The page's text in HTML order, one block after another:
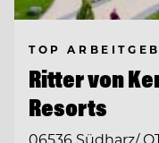
TOP
Ritter von
Resorts
06536 Südharz/